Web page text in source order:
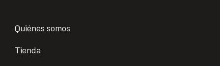
Quiénes somos
Tienda